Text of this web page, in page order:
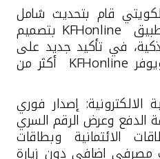
قام بتحديث شامل
KFHonline بتصميم
في تأكيد جديد على
KFHonline أكثر من
إصدار فوري
الدفع وعرض الرقم السري
الائتمانية وبطاقات
مصرفي اضافي دون زيارة